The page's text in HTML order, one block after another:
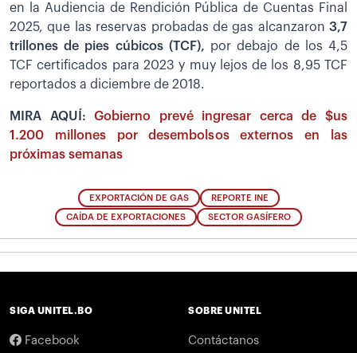
en la Audiencia de Rendición Pública de Cuentas Final
2025, que las reservas probadas de gas alcanzaron 3,7
trillones de pies cúbicos (TCF), por debajo de los 4,5
TCF certificados para 2023 y muy lejos de los 8,95 TCF
reportados a diciembre de 2018.
MIRA AQUÍ:Gobierno prevé ingresar cerca de $us
1.200 millones por desembolsos externos en las
próximas semanas
EXPORTACIÓN DE GAS REPORTE INE
CAÍDA DE EXPORTACIONES SECTOR GASÍFERO
SIGA UNITEL.BO
Facebook
SOBRE UNITEL
Contáctanos